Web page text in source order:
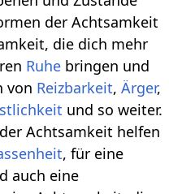
der Achtsamkeit
die dich mehr
Ruhe bringen und
von Reizbarkeit,Ärger,
und so weiter.
Achtsamkeit helfen
, für eine
auch eine